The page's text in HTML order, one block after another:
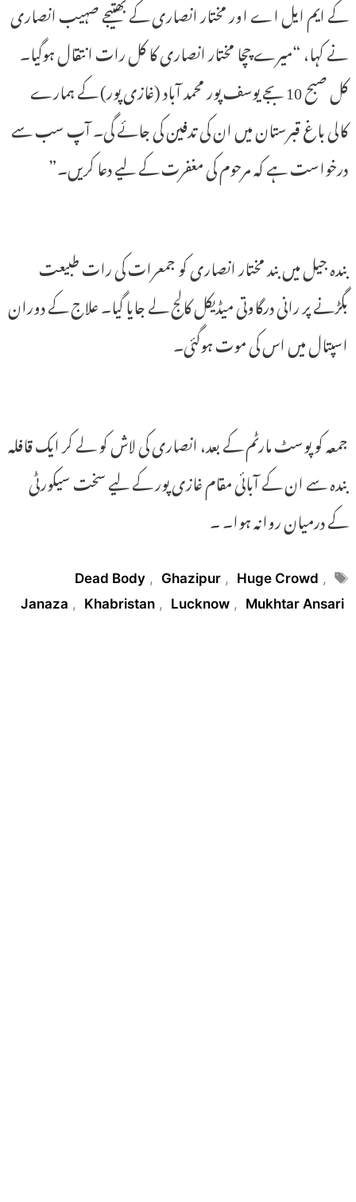
کے ایم ایل اے اور مختار انصاری کے بھتیجے صہیب انصاری
نے کہا، “میرے چچا مختار انصاری کا کل رات انتقال ہوگیا۔
کل صبح 10 بجے یوسف پور محمد آباد (غازی پور) کے ہمارے
کالی باغ قبرستان میں ان کی تدفین کی جائے گی۔ آپ سب سے
درخواست ہے کہ مرحوم کی مغفرت کے لیے دعا کریں۔”
بندہ جیل میں بند مختار انصاری کو جمعرات کی رات طبیعت
بگڑنے پر رانی درگاوتی میڈیکل کالج لے جایا گیا۔ علاج کے دوران
اسپتال میں اس کی موت ہوگئی۔
جمعہ کو پوسٹ مارٹم کے بعد، انصاری کی لاش کو لے کر ایک قافلہ
بندہ سے ان کے آبائی مقام غازی پور کے لیے سخت سیکورٹی
کے درمیان روانہ ہوا۔ ۔
Tags
Dead Body , Ghazipur , Huge Crowd ,
Janaza , Khabristan , Lucknow , Mukhtar Ansari